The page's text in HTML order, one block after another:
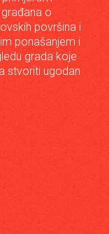
o
površina i
ponašanjem i
grada koje
stvoriti ugodan